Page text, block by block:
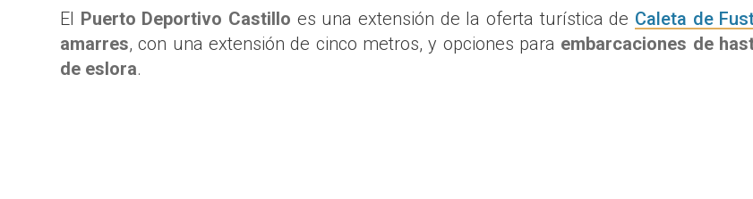
El Puerto Deportivo Castillo es una extensión de la oferta turística de Caleta de
amarres, con una extensión de cinco metros, y opciones para embarcaciones de
de eslora.